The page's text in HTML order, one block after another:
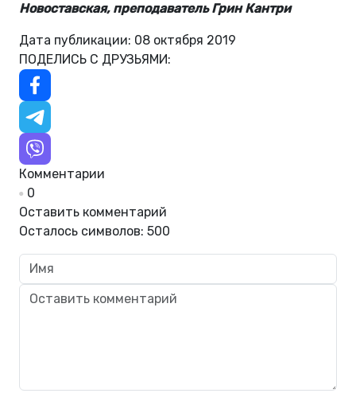
Новоставская, преподавательГрин Кантри
Дата публикации: 08 октября 2019
ПОДЕЛИСЬ С ДРУЗЬЯМИ:
Комментарии
0
Оставить комментарий
Осталось символов: 500